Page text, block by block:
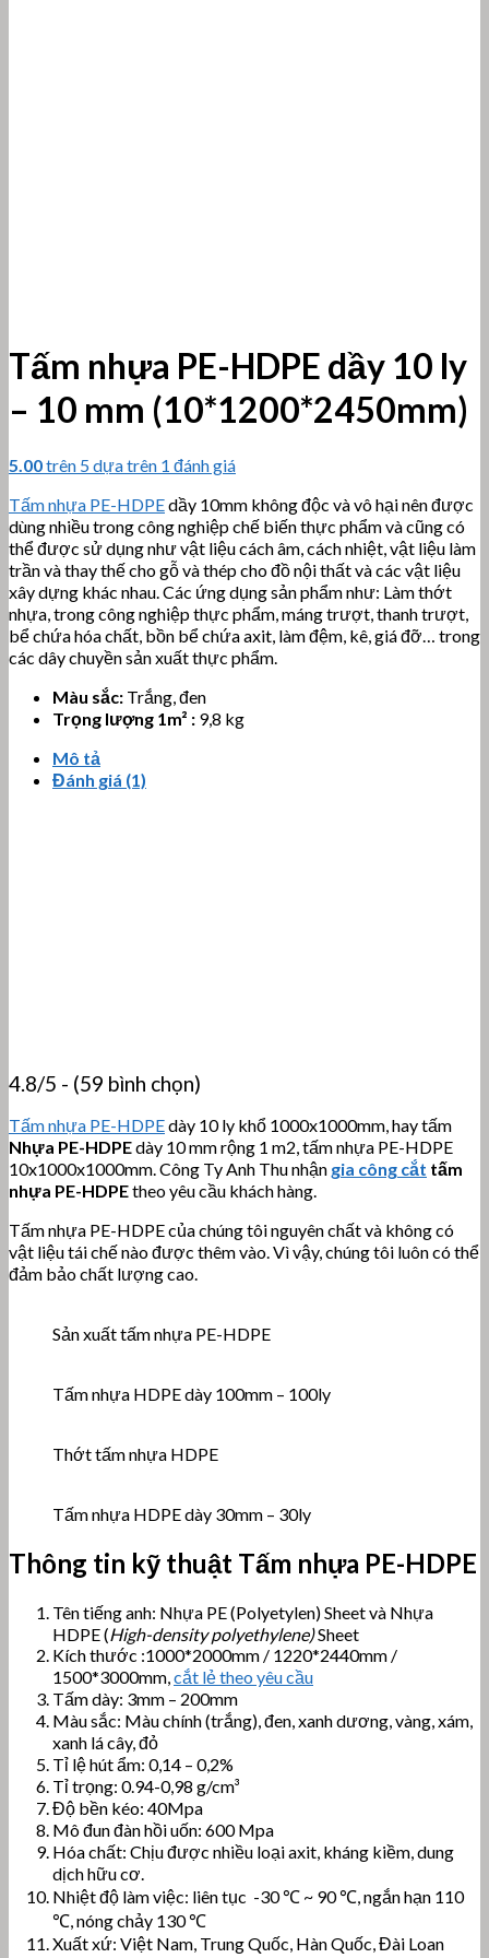
Tấm nhựa PE-HDPE dầy 10 ly
– 10 mm (10*1200*2450mm)
5.00trên 5 dựa trên 1 đánh giá
Tấm nhựa PE-HDPEdầy 10mm không độc và vô hại nên được
dùng nhiều trong công nghiệp chế biến thực phẩm và cũng có
thể được sử dụng như vật liệu cách âm, cách nhiệt, vật liệu làm
trần và thay thế cho gỗ và thép cho đồ nội thất và các vật liệu
xây dựng khác nhau. Các ứng dụng sản phẩm như: Làm thớt
nhựa, trong công nghiệp thực phẩm, máng trượt, thanh trượt,
bể chứa hóa chất, bồn bể chứa axit, làm đệm, kê, giá đỡ… trong
các dây chuyền sản xuất thực phẩm.
Màu sắc: Trắng, đen
Trọng lượng 1m² : 9,8 kg
Mô tả
Đánh giá (1)
4.8/5 - (59 bình chọn)
Tấm nhựa PE-HDPEdày 10 ly khổ 1000x1000mm, hay tấm
Nhựa PE-HDPEdày 10 mm rộng 1 m2, tấm nhựa PE-HDPE
10x1000x1000mm. Công Ty Anh Thu nhận gia công cắt tấm
nhựa PE-HDPEtheo yêu cầu khách hàng.
Tấm nhựa PE-HDPE của chúng tôi nguyên chất và không có
vật liệu tái chế nào được thêm vào. Vì vậy, chúng tôi luôn có thể
đảm bảo chất lượng cao.
Sản xuất tấm nhựa PE-HDPE
Tấm nhựa HDPE dày 100mm – 100ly
Thớt tấm nhựa HDPE
Tấm nhựa HDPE dày 30mm – 30ly
Thông tin kỹ thuật Tấm nhựa PE-HDPE
Tên tiếng anh: Nhựa PE (Polyetylen) Sheet và Nhựa
HDPE (High-density polyethylene)Sheet
Kích thước :1000*2000mm / 1220*2440mm /
1500*3000mm, cắt lẻ theo yêu cầu
Tấm dày: 3mm – 200mm
Màu sắc: Màu chính (trắng), đen, xanh dương, vàng, xám,
xanh lá cây, đỏ
Tỉ lệ hút ẩm: 0,14 – 0,2%
Tỉ trọng: 0.94-0,98 g/cm³
Độ bền kéo: 40Mpa
Mô đun đàn hồi uốn: 600 Mpa
Hóa chất: Chịu được nhiều loại axit, kháng kiềm, dung
dịch hữu cơ.
Nhiệt độ làm việc: liên tục -30 ℃ ~ 90 ℃, ngắn hạn 110
℃, nóng chảy 130 ℃
Xuất xứ: Việt Nam, Trung Quốc, Hàn Quốc, Đài Loan